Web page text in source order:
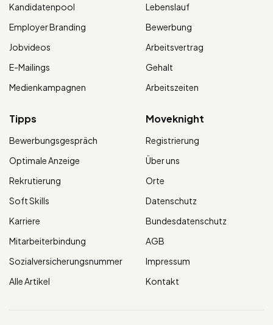
Kandidatenpool
Employer Branding
Jobvideos
E-Mailings
Medienkampagnen
Lebenslauf
Bewerbung
Arbeitsvertrag
Gehalt
Arbeitszeiten
Tipps
Bewerbungsgespräch
Optimale Anzeige
Rekrutierung
Soft Skills
Karriere
Mitarbeiterbindung
Sozialversicherungsnummer
Alle Artikel
Moveknight
Registrierung
Über uns
Orte
Datenschutz
Bundesdatenschutz
AGB
Impressum
Kontakt